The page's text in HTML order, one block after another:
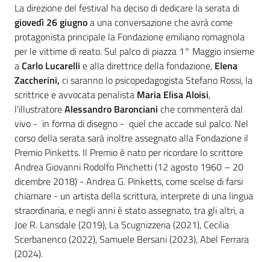
La direzione del festival ha deciso di dedicare la serata di
giovedì 26 giugnoa una conversazione che avrà come
protagonista principale la Fondazione emiliano romagnola
per le vittime di reato. Sul palco di piazza 1° Maggio insieme
aCarlo Lucarelli e alla direttrice della fondazione, Elena
Zaccherini, ci saranno lo psicopedagogista Stefano Rossi, la
scrittrice e avvocata penalista Maria Elisa Aloisi,
l’illustratoreAlessandro Baronciani che commenterà dal
vivo - in forma di disegno - quel che accade sul palco. Nel
corso della serata sarà inoltre assegnato alla Fondazione il
Premio Pinketts. Il Premio è nato per ricordare lo scrittore
Andrea Giovanni Rodolfo Pinchetti (12 agosto 1960 – 20
dicembre 2018) - Andrea G. Pinketts, come scelse di farsi
chiamare - un artista della scrittura, interprete di una lingua
straordinaria, e negli anni è stato assegnato, tra gli altri, a
Joe R. Lansdale (2019), La Scugnizzeria (2021), Cecilia
Scerbanenco (2022), Samuele Bersani (2023), Abel Ferrara
(2024).